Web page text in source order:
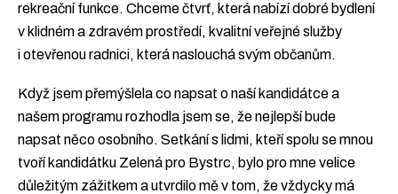
rekreační funkce. Chceme čtvrť, která nabízí dobré bydlení
v klidném a zdravém prostředí, kvalitní veřejné služby
i otevřenou radnici, která naslouchá svým občanům.
Když jsem přemýšlela co napsat o naší kandidátce a
našem programu rozhodla jsem se, že nejlepší bude
napsat něco osobního. Setkání s lidmi, kteří spolu se mnou
tvoří kandidátku Zelená pro Bystrc, bylo pro mne velice
důležitým zážitkem a utvrdilo mě v tom, že vždycky má